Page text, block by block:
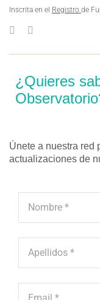
Inscrita en el Registro de
¿Quieres
Únete a nuestra red
actualizaciones de